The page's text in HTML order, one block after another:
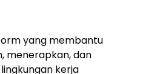
yang membantu
menerapkan, dan
kerja